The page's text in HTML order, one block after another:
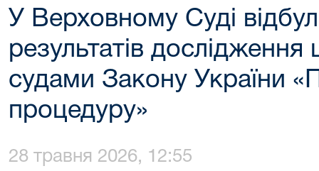
У Верховному Суді
результатів
судами Закону України
процедуру»
28 травня 2026, 12:55